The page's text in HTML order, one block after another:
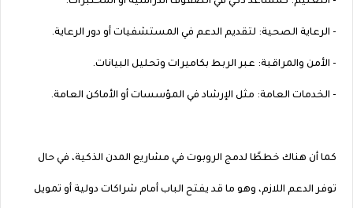
- الرعاية الصحية: لتقديم الدعم في المستشفيات أو دور الرعاية.
- الأمن والمراقبة: عبر الربط بكاميرات وتحليل البيانات.
- الخدمات العامة: مثل الإرشاد في المؤسسات أو الأماكن العامة.
كما أن هناك خططًا لدمج الروبوت في مشاريع المدن الذكية، في حال
توفر الدعم اللازم، وهو ما قد يفتح الباب أمام شراكات دولية أو تمويل